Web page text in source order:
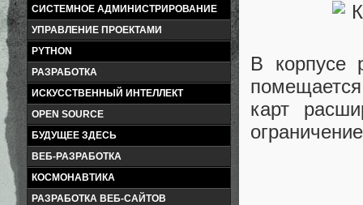
СИСТЕМНОЕ АДМИНИСТРИРОВАНИЕ
УПРАВЛЕНИЕ ПРОЕКТАМИ
PYTHON
РАЗРАБОТКА
ИСКУССТВЕННЫЙ ИНТЕЛЛЕКТ
OPEN SOURCE
БУДУЩЕЕ ЗДЕСЬ
ВЕБ-РАЗРАБОТКА
КОСМОНАВТИКА
РАЗРАБОТКА ВЕБ-САЙТОВ
В
карт